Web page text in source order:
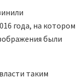
года, на котором
были
таким